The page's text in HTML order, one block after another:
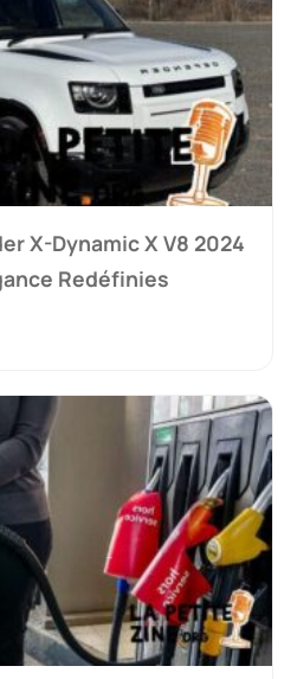
X-Dynamic X V8 2024
Redéfinies